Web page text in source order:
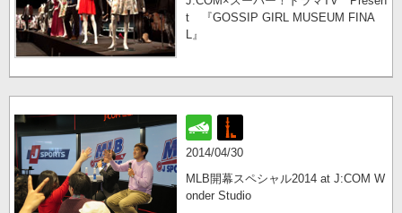
t 『GOSSIP GIRL MUSEUM FINA
L』
2014/04/30
MLB開幕スペシャル2014 at J:COM W
onder Studio